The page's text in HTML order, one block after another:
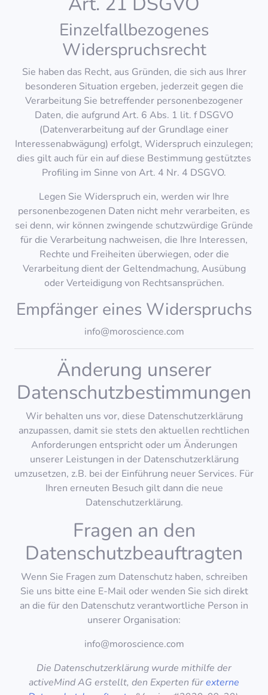
Einzelfallbezogenes
Widerspruchsrecht
Sie haben das Recht, aus Gründen, die sich aus Ihrer
besonderen Situation ergeben, jederzeit gegen die
Verarbeitung Sie betreffender personenbezogener
Daten, die aufgrund Art. 6 Abs. 1 lit. f DSGVO
(Datenverarbeitung auf der Grundlage einer
Interessenabwägung) erfolgt, Widerspruch einzulegen;
dies gilt auch für ein auf diese Bestimmung gestütztes
Profiling im Sinne von Art. 4 Nr. 4 DSGVO.
Legen Sie Widerspruch ein, werden wir Ihre
personenbezogenen Daten nicht mehr verarbeiten, es
sei denn, wir können zwingende schutzwürdige Gründe
für die Verarbeitung nachweisen, die Ihre Interessen,
Rechte und Freiheiten überwiegen, oder die
Verarbeitung dient der Geltendmachung, Ausübung
oder Verteidigung von Rechtsansprüchen.
Empfänger eines Widerspruchs
info@moroscience.com
Änderung unserer
Datenschutzbestimmungen
Wir behalten uns vor, diese Datenschutzerklärung
anzupassen, damit sie stets den aktuellen rechtlichen
Anforderungen entspricht oder um Änderungen
unserer Leistungen in der Datenschutzerklärung
umzusetzen, z.B. bei der Einführung neuer Services. Für
Ihren erneuten Besuch gilt dann die neue
Datenschutzerklärung.
Fragen an den
Datenschutzbeauftragten
Wenn Sie Fragen zum Datenschutz haben, schreiben
Sie uns bitte eine E-Mail oder wenden Sie sich direkt
an die für den Datenschutz verantwortliche Person in
unserer Organisation:
info@moroscience.com
Die Datenschutzerklärung wurde mithilfe der
activeMind AG erstellt, den Experten fürexterne